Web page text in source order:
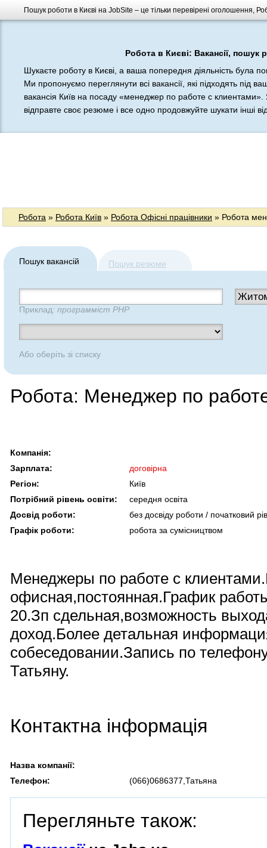
Пошук роботи в Києві на JobSite – це тільки перевірені оголошення,
Робота в Києві: Вакансії, пошук
Шукаєте роботу в Києві, а ваша попередня діяльність була
Ми пропонуємо переглянути всі вакансії, які підходять під
вакансія Київ на посаду «менеджер по работе с
відправте своє резюме і все одно продовжуйте шукати інші
Робота » Робота Київ » Робота Офісні працівники » Робота
Пошук вакансій Пошук резюме
Приклад: программіст PHP
Або оберіть зі списку
Робота: Менеджер по
Компанія:
Зарплата:
договірна
Регіон:
Київ
Потрібний рівень освіти:
середня освіта
Досвід роботи:
без досвіду роботи / початковий
Графік роботи:
робота за сумісництвом
Менеджеры по работе с
офисная,постоянная.График
20.Зп сдельная,возможность
доход.Более детальная
собеседовании.Запись по
Татьяну.
Контактна інформація
Назва компанії:
Телефон:
(066)0686377,Татьяна
Перегляньте також: